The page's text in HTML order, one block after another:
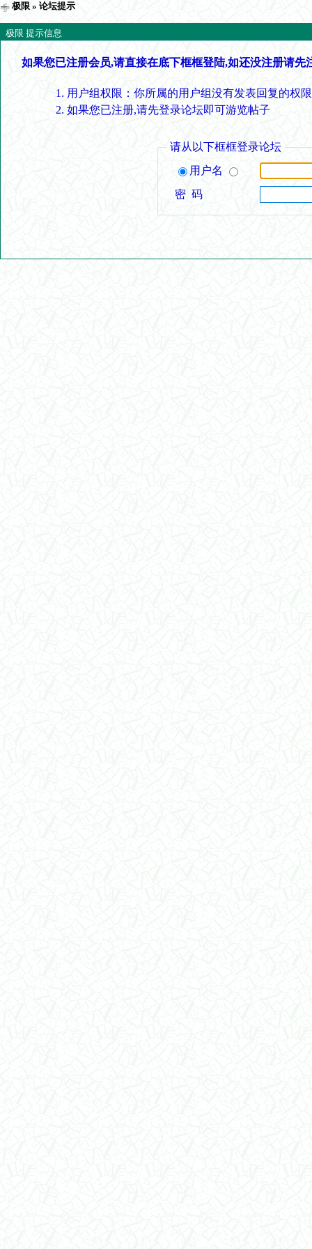
极限 » 论坛提示
极限 提示信息
如果您已注册会员,请直接在底下框框登陆,如还没注册请先
用户组权限：你所属的用户组没有发表回复的权
如果您已注册,请先登录论坛即可游览帖子
请从以下框框登录论坛
用户名
密 码